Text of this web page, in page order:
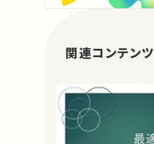
関連コンテンツ